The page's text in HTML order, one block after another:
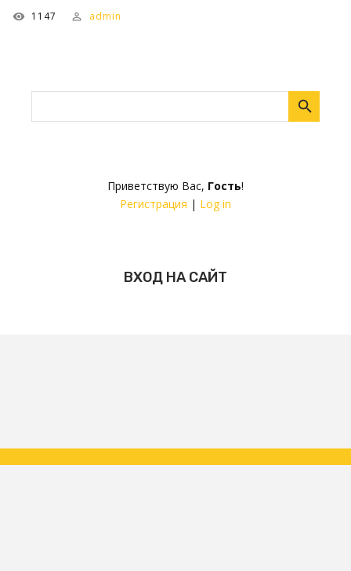
Приветствую Вас, Гость!
Регистрация | Log in
ВХОД НА САЙТ
1147 admin